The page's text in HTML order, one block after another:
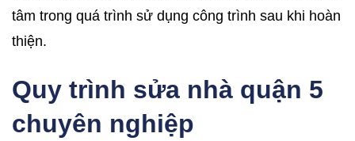
tâm trong quá trình sử dụng công trình sau khi hoàn
thiện.
Quy trình sửa nhà quận 5
chuyên nghiệp